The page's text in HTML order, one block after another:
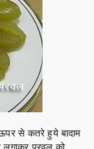
से कतरे हुये बादाम